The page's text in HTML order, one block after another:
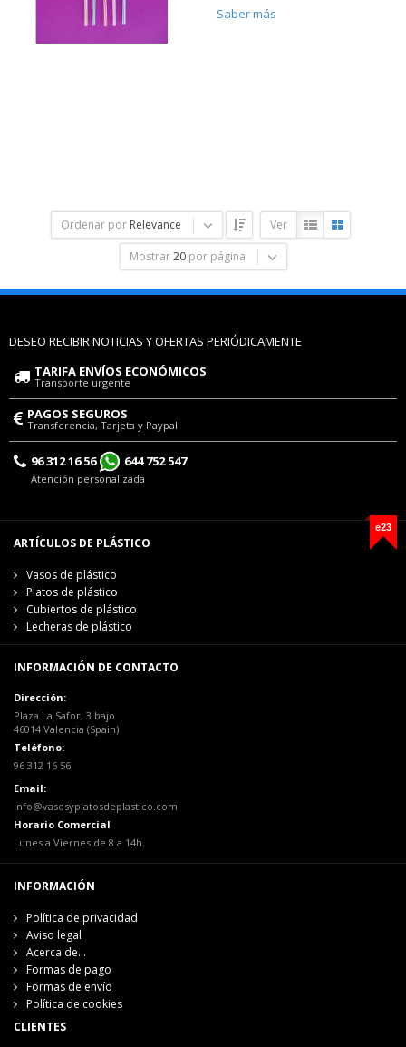
Saber más
Ordenar por Relevance Ver
Mostrar 20 por página
DESEO RECIBIR NOTICIAS Y OFERTAS PERIÓDICAMENTE
TARIFA ENVÍOS ECONÓMICOS
Transporte urgente
PAGOS SEGUROS
Transferencia, Tarjeta y Paypal
96 312 16 56 644 752 547
Atención personalizada
e23
ARTÍCULOS DE PLÁSTICO
Vasos de plástico
Platos de plástico
Cubiertos de plástico
Lecheras de plástico
INFORMACIÓN DE CONTACTO
Dirección:
Plaza La Safor, 3 bajo
46014 Valencia (Spain)
Teléfono:
96 312 16 56
Email:
info@vasosyplatosdeplastico.com
Horario Comercial
Lunes a Viernes de 8 a 14h.
INFORMACIÓN
Política de privacidad
Aviso legal
Acerca de...
Formas de pago
Formas de envío
Política de cookies
CLIENTES